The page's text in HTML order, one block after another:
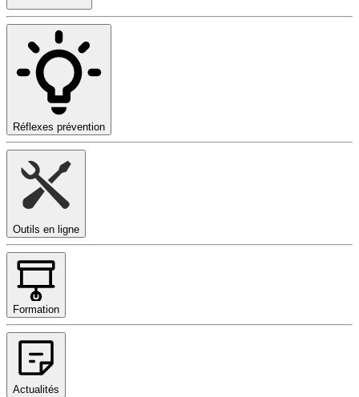
Réflexes prévention
Outils en ligne
Formation
Actualités